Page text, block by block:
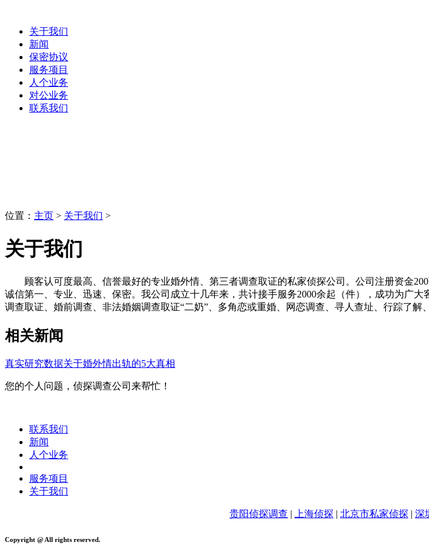
关于我们
新闻
保密协议
服务项目
人个业务
对公业务
联系我们
位置： 主页 > 关于我们 >
关于我们
顾客认可度最高、信誉最好的专业婚外情、第三者调查取证的私家侦探公司。公司注册资金
诚信第一、专业、迅速、保密。我公司成立十几年来，共计接手服务2000余起（件），成功为广
调查取证、婚前调查、非法婚姻调查取证“二奶”、多角恋或重婚、网恋调查、寻人查址、行踪了解
相关新闻
真实研究数据关于婚外情出轨的5大真相
您的个人问题，侦探调查公司来帮忙！
联系我们
新闻
人个业务
服务项目
关于我们
贵阳侦探调查 | 上海侦探 | 北京市私家侦探 | 深
Copyright @ All rights reserved.